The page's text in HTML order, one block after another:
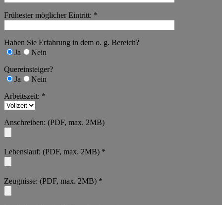
Frühester möglicher Eintritt: *
Haben Sie Erfahrung in dem o. g. Bereich?
Ja
Nein
Quereinsteiger?
Ja
Nein
Arbeitszeit: *
Anschreiben: (PDF, max. 2MB)
Lebenslauf: (PDF, max. 2MB) *
Zeugnisse: (PDF, max. 2MB) *